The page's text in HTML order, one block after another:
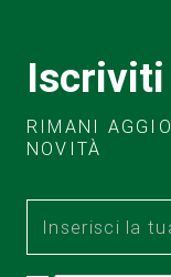
RIMANI
NOVITÀ